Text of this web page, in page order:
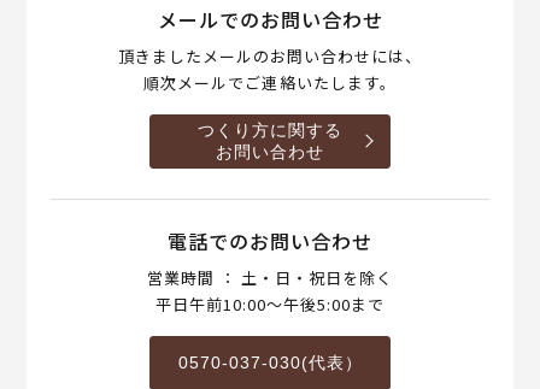
メールでのお問い合わせ
頂きましたメールのお問い合わせには、
順次メールでご連絡いたします。
つくり方に関する
お問い合わせ
電話でのお問い合わせ
営業時間 ： 土・日・祝日を除く
平日午前10:00～午後5:00まで
0570-037-030(代表）